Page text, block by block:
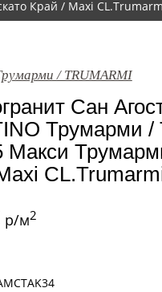
Край / Maxi
/ TRUMARMI
Сан
Трумарми /
Макси
р/м2